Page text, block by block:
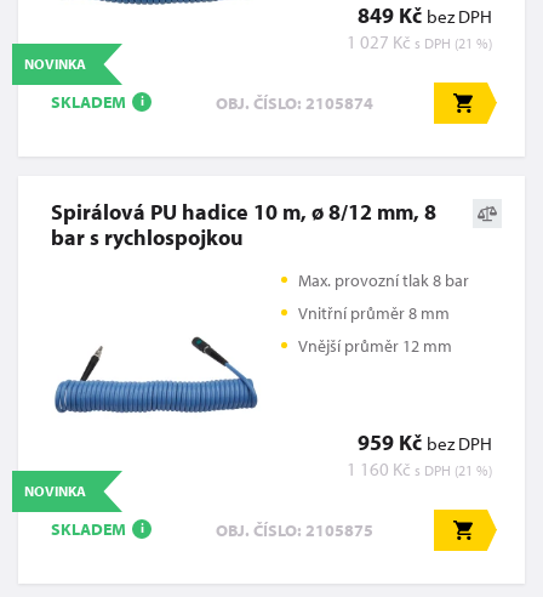
849 Kč bez DPH
1 027 Kč s DPH (21 %)
NOVINKA
SKLADEM i OBJ. ČÍSLO: 2105874
Spirálová PU hadice 10 m, ø 8/12 mm, 8
bar s rychlospojkou
Max. provozní tlak 8 bar
Vnitřní průměr 8 mm
Vnější průměr 12 mm
959 Kč bez DPH
1 160 Kč s DPH (21 %)
NOVINKA
SKLADEM i OBJ. ČÍSLO: 2105875